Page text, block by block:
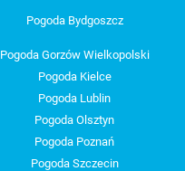
Pogoda Bydgoszcz
Pogoda Gorzów Wielkopolski
Pogoda Kielce
Pogoda Lublin
Pogoda Olsztyn
Pogoda Poznań
Pogoda Szczecin